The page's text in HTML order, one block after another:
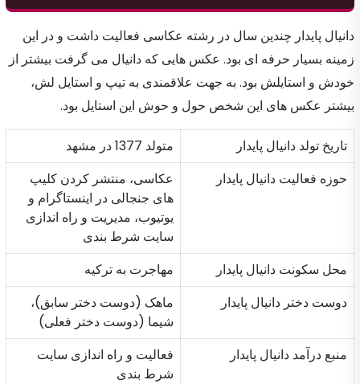
دانیال پایدار چندین سال در رشته عکاسی فعالیت داشت و در این
زمینه بسیار حرفه ای بود. عکس هایی که دانیال می گرفت بیشتر از
خودش و استایلش بود. به جهت علاقمندی به تیپ و استایل لش،
بیشتر عکس های این شخص حول و حوش این استایل بود.
تاریخ تولد دانیال پایدار
متولد 1377 در مشهد
حوزه فعالیت دانیال پایدار
عکاسی، منتشر کردن کلیپ
های جنجالی در اینستاگرام و
یوتیوب، مدیریت و راه اندازی
سایت شرط بندی
محل سکونت دانیال پایدار
مهاجرت به ترکیه
دوست دختر دانیال پایدار
ماهک (دوست دختر سابق)،
شیما (دوست دختر فعلی)
منبع درآمد دانیال پایدار
فعالیت و راه اندازی سایت
شرط بندی